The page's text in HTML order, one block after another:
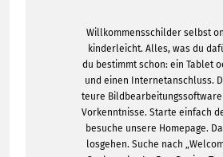
Willkommensschilder selbst
kinderleicht. Alles, was du
du bestimmt schon: ein Tablet
und einen Internetanschluss.
teure
Vorkenntnisse. Starte einfach
besuche unsere Homepage.
losgehen. Suche nach